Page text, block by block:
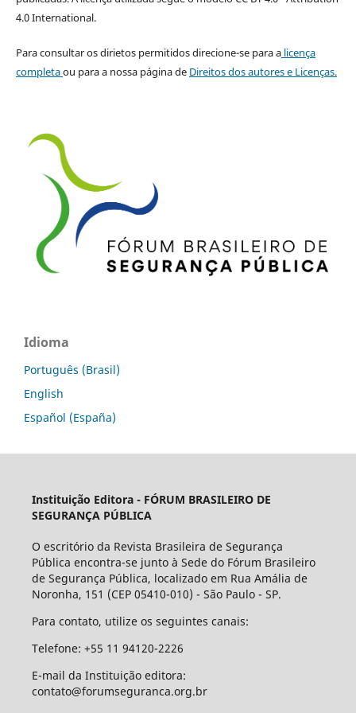
4.0 International.
Para consultar os dirietos permitidos direcione-se para alicença
completaou para a nossa página de Direitos dos autores e Licenças.
Idioma
Português (Brasil)
English
Español (España)
Instituição Editora - FÓRUM BRASILEIRO DE
SEGURANÇA PÚBLICA
O escritório da Revista Brasileira de Segurança
Pública encontra-se junto à Sede do Fórum Brasileiro
de Segurança Pública, localizado em Rua Amália de
Noronha, 151 (CEP 05410-010) - São Paulo - SP.
Para contato, utilize os seguintes canais:
Telefone: +55 11 94120-2226
E-mail da Instituição editora:
contato@forumseguranca.org.br